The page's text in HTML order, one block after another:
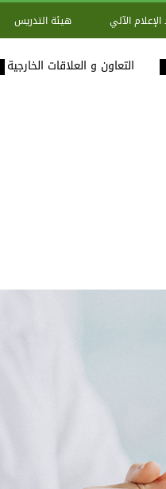
الآلي هيئة التدريس
التعاون و العلاقات الخارجية